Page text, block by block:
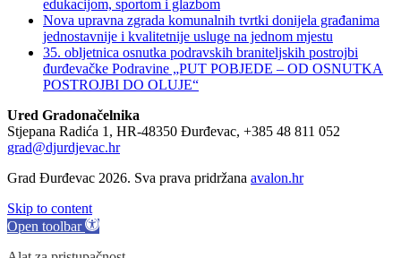
edukacijom, sportom i glazbom
Nova upravna zgrada komunalnih tvrtki donijela građanima
jednostavnije i kvalitetnije usluge na jednom mjestu
35. obljetnica osnutka podravskih braniteljskih postrojbi
đurđevačke Podravine „PUT POBJEDE – OD OSNUTKA
POSTROJBI DO OLUJE“
Ured Gradonačelnika
Stjepana Radića 1, HR-48350 Đurđevac, +385 48 811 052
grad@djurdjevac.hr
Grad Đurđevac 2026. Sva prava pridržana avalon.hr
Skip to content
Open toolbar